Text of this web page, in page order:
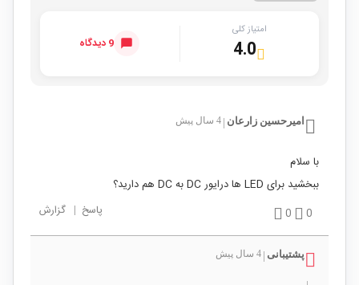
امتیاز کلی
4.0 9 دیدگاه
امیرحسین زارعان | 4 سال پیش
با سلام
ببخشید برای LED ها درایور DC به DC هم دارید؟
0
0 پاسخ | گزارش
پشتیبانی | 4 سال پیش